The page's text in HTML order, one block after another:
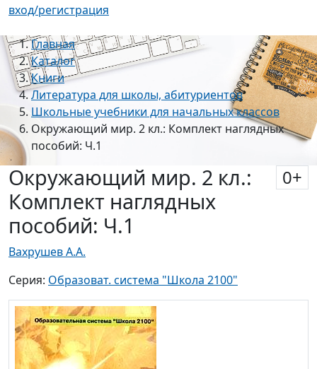
вход/регистрация
Главная
Каталог
Книги
Литература для школы, абитуриентов
Школьные учебники для начальных классов
Окружающий мир. 2 кл.: Комплект наглядных
пособий: Ч.1
Окружающий мир. 2 кл.:
Комплект наглядных
пособий: Ч.1
0+
Вахрушев А.А.
Серия: Образоват. система "Школа 2100"